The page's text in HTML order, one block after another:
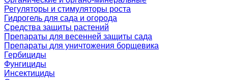
Регуляторы и стимуляторы роста
Гидрогель для сада и огорода
Средства защиты растений
Препараты для весенней защиты сада
Препараты для уничтожения борщевика
Гербициды
Фунгициды
Инсектициды